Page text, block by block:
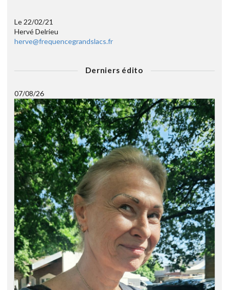
Le 22/02/21
Hervé Delrieu
herve@frequencegrandslacs.fr
Derniers édito
07/08/26